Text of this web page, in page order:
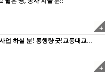
업 하실 분! 통행량 굿!교동대교 앞